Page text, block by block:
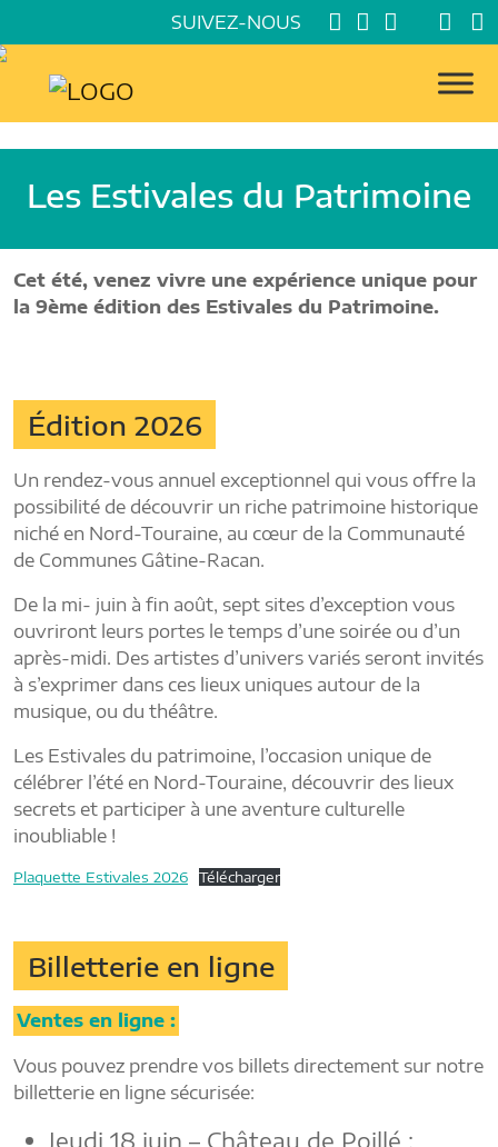
SUIVEZ-NOUS
Les Estivales du Patrimoine
Cet été, venez vivre une expérience unique pour
la 9ème édition des Estivales du Patrimoine.
Édition 2026
Un rendez-vous annuel exceptionnel qui vous offre la
possibilité de découvrir un riche patrimoine historique
niché en Nord-Touraine, au cœur de la Communauté
de Communes Gâtine-Racan.
De la mi- juin à fin août, sept sites d’exception vous
ouvriront leurs portes le temps d’une soirée ou d’un
après-midi. Des artistes d’univers variés seront invités
à s’exprimer dans ces lieux uniques autour de la
musique, ou du théâtre.
Les Estivales du patrimoine, l’occasion unique de
célébrer l’été en Nord-Touraine, découvrir des lieux
secrets et participer à une aventure culturelle
inoubliable !
Plaquette Estivales 2026 Télécharger
Billetterie en ligne
Ventes en ligne :
Vous pouvez prendre vos billets directement sur notre
billetterie en ligne sécurisée:
Jeudi 18 juin – Château de Poillé :